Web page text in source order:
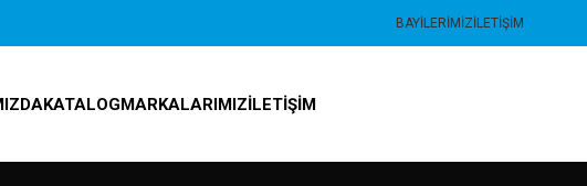
BAYILERIMIZİLETIŞIM
KATALOGMARKALARIMIZİLETIŞIM